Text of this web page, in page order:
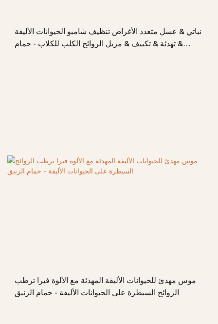
نباتي & عسل متعدد الأغراض تنظيف شامبو الحيوانات الأليفة
& تهدئة & تكييف & مزيل الروائح الكلب للكلاب - حمام
موس مهدئ للحيوانات الأليفة المهدئة مع الألوة فيرا ترطب
الروائح السيطرة على الحيوانات الأليفة - حمام الزنبق